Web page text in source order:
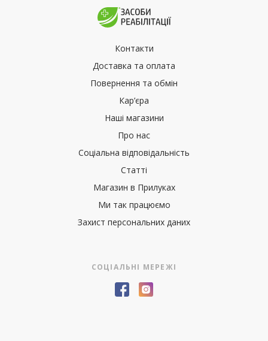
Контакти
Доставка та оплата
Повернення та обмін
Кар’єра
Наші магазини
Про нас
Соціальна відповідальність
Статті
Магазин в Прилуках
Ми так працюємо
Захист персональних даних
СОЦІАЛЬНІ МЕРЕЖІ